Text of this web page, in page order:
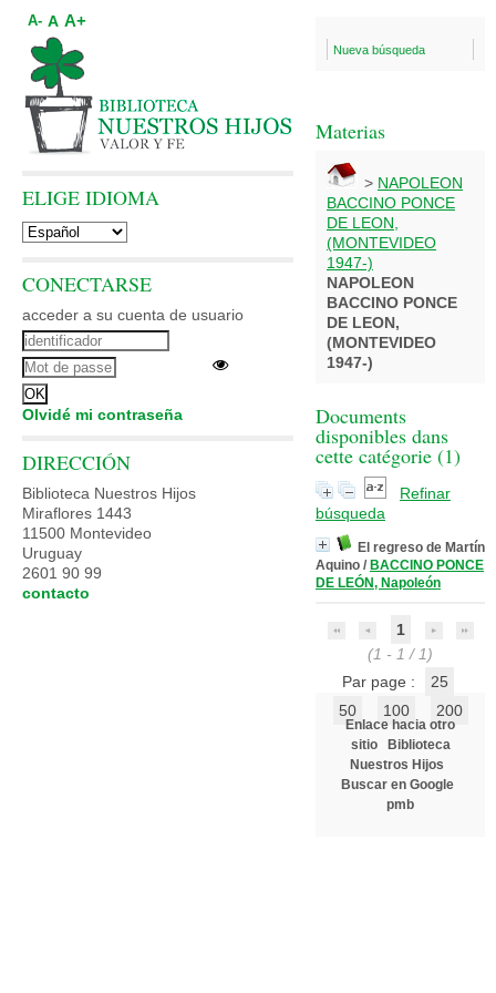
Nueva búsqueda
Materias
> NAPOLEON
BACCINO PONCE
DE LEON,
(MONTEVIDEO
1947-)
NAPOLEON
BACCINO PONCE
DE LEON,
(MONTEVIDEO
1947-)
Documents
disponibles dans
cette catégorie (1)
Refinar
búsqueda
El regreso de Martín
Aquino / BACCINO PONCE
DE LEÓN, Napoleón
1
(1 - 1 / 1)
Par page :
25
50
100 200
Enlace hacia otro
sitio
Biblioteca
Nuestros Hijos
Buscar en Google
pmb
A- A A+
ELIGE IDIOMA
CONECTARSE
acceder a su cuenta de usuario
Olvidé mi contraseña
DIRECCIÓN
Biblioteca Nuestros Hijos
Miraflores 1443
11500 Montevideo
Uruguay
2601 90 99
contacto